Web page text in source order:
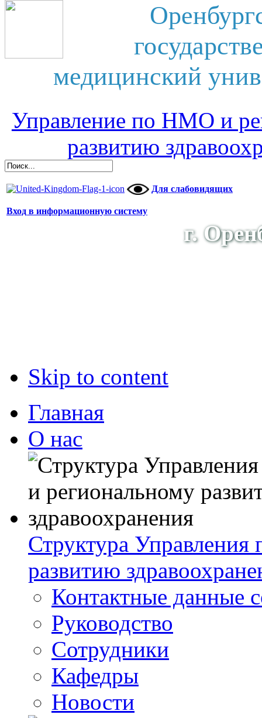
медицинский
Управление по НМО и
развитию
Для слабовидящих
Вход в информационную систему
г.
Skip to content
Главная
О нас
Структура
развитию
Контактные данные
Руководство
Сотрудники
Кафедры
Новости